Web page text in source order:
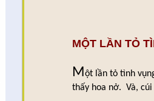
MỘT LẦN TỎ
Một lần tỏ tình
thấy hoa nở. Và,